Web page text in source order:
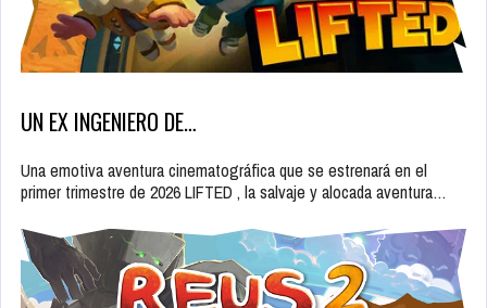
UN EX INGENIERO DE…
Una emotiva aventura cinematográfica que se estrenará en el
primer trimestre de 2026 LIFTED , la salvaje y alocada aventura…